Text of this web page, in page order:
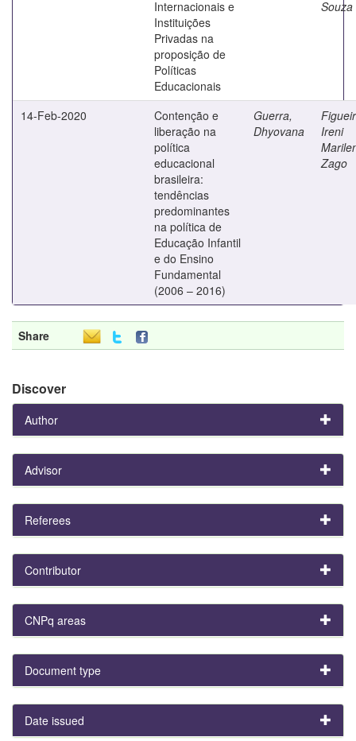
Internacionais e
Instituições
Privadas na
proposição de
Políticas
Educacionais
Souza
14-Feb-2020
Contenção e
liberação na
política
educacional
brasileira:
tendências
predominantes
na política de
Educação Infantil
e do Ensino
Fundamental
(2006 – 2016)
Guerra,
Dhyovana
Ireni
Zago
Share
Discover
Author
Advisor
Referees
Contributor
CNPq areas
Document type
Date issued